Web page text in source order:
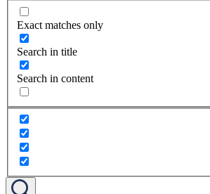
Exact matches only
Search in title
Search in content